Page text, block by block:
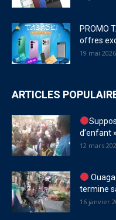
PROMO
offres
19 mai 2026
ARTICLES
d’enfant
12 mars
termine
16 janvier